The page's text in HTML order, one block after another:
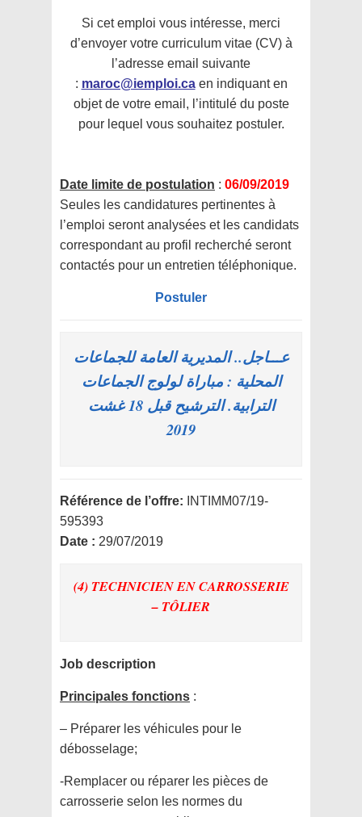
Si cet emploi vous intéresse, merci
d’envoyer votre curriculum vitae (CV) à
l’adresse email suivante
: maroc@iemploi.caen indiquant en
objet de votre email, l’intitulé du poste
pour lequel vous souhaitez postuler.
Date limite de postulation : 06/09/2019
Seules les candidatures pertinentes à
l’emploi seront analysées et les candidats
correspondant au profil recherché seront
contactés pour un entretien téléphonique.
Postuler
عـــاجل.. المديرية العامة للجماعات
المحلية : مباراة لولوج الجماعات
الترابية. الترشيح قبل 18 غشت
2019
Référence de l’offre: INTIMM07/19-
595393
Date : 29/07/2019
(4) TECHNICIEN EN CARROSSERIE
– TÔLIER
Job description
Principales fonctions :
– Préparer les véhicules pour le
débosselage;
-Remplacer ou réparer les pièces de
carrosserie selon les normes du